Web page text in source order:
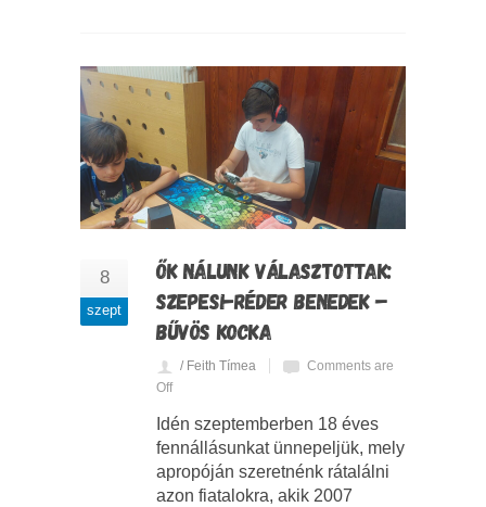
8
szept
ŐK NÁLUNK VÁLASZTOTTAK:
SZEPESI-RÉDER BENEDEK –
BŰVÖS KOCKA
/ Feith Tímea
Comments are
Off
Idén szeptemberben 18 éves
fennállásunkat ünnepeljük, mely
apropóján szeretnénk rátalálni
azon fiatalokra, akik 2007